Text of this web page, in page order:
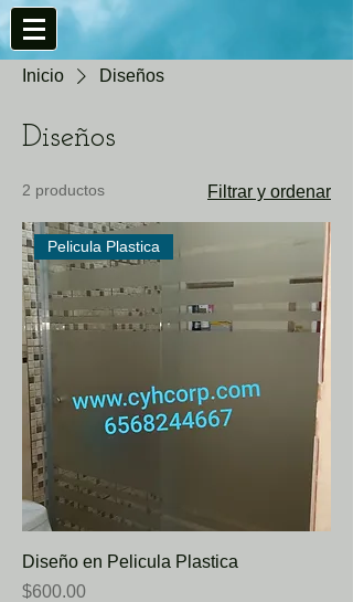
Inicio Diseños
Diseños
2 productos Filtrar y ordenar
Pelicula Plastica
Diseño en Pelicula Plastica
Precio
$600.00